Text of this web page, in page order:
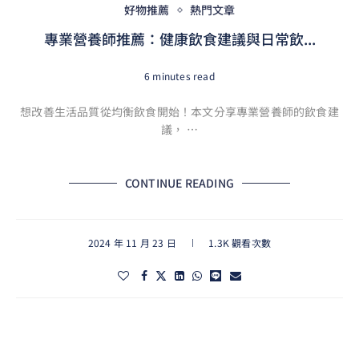
好物推薦 熱門文章
專業營養師推薦：健康飲食建議與日常飲...
6 minutes read
想改善生活品質從均衡飲食開始！本文分享專業營養師的飲食建
議， …
CONTINUE READING
2024 年 11 月 23 日 1.3K 觀看次數